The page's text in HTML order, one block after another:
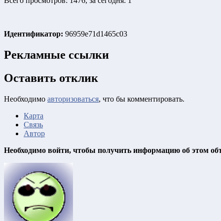
Идентификатор: 96959e71d1465c03
Рекламные ссылки
Оставить отклик
Необходимо авторизоваться, что бы комментировать.
Карта
Связь
Автор
Необходимо войти, чтобы получить информацию об этом